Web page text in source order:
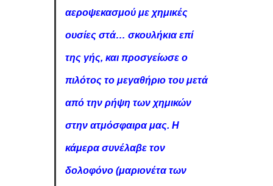
αεροψεκασμού με χημικές
ουσίες στά… σκουλήκια επί
της γής, και προσγείωσε ο
πιλότος το μεγαθήριο του μετά
από την ρήψη των χημικών
στην ατμόσφαιρα μας. Η
κάμερα συνέλαβε τον
δολοφόνο (μαριονέτα των